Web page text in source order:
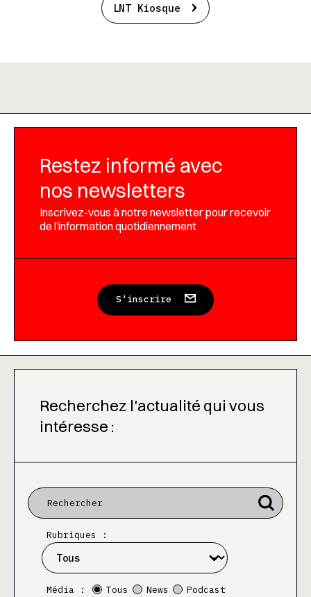
LNT Kiosque
Restez informé avec
nos newsletters
Inscrivez-vous à notre newsletter pour recevoir
de l’information quotidiennement
S'inscrire
Recherchez l'actualité qui vous
intéresse :
Rubriques :
Média : Tous News
Podcast